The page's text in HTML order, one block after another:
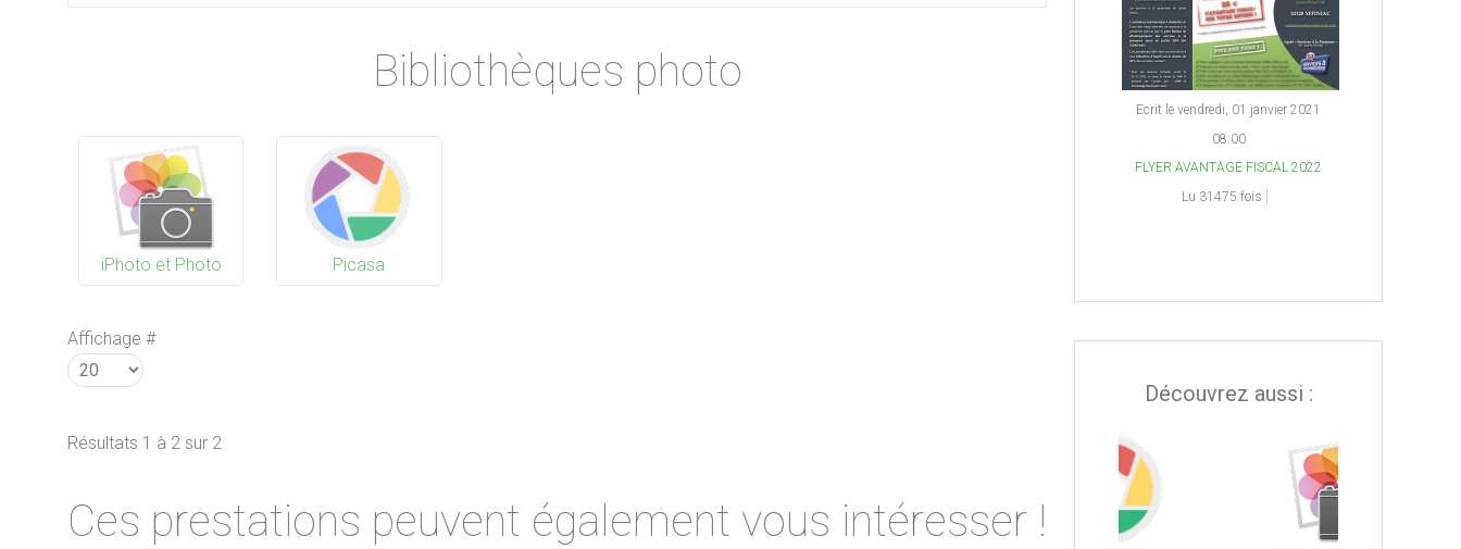
Bibliothèques photo
iPhoto et Photo Picasa
Affichage #
Résultats 1 à 2 sur 2
Ces prestations peuvent également vous intéresser !
Ecrit le vendredi, 01 janvier 2021
08:00
FLYER AVANTAGE FISCAL 2022
Lu 31475 fois
Découvrez aussi :